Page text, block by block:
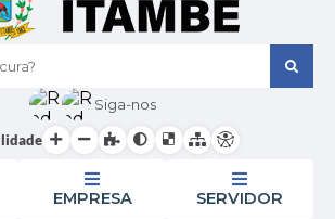
Siga-nos
EMPRESA SERVIDOR